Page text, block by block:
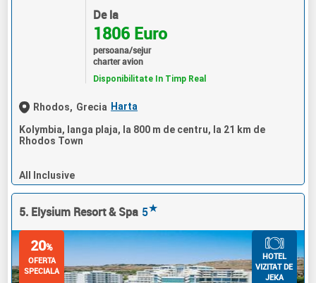
De la
1806 Euro
persoana/sejur
charter avion
Disponibilitate In Timp Real
Rhodos, Grecia Harta
Kolymbia, langa plaja, la 800 m de centru, la 21 km de
Rhodos Town
All Inclusive
5. Elysium Resort & Spa 5★
20%
OFERTA
SPECIALA
HOTEL
VIZITAT DE
JEKA